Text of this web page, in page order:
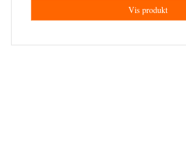
Vis produkt